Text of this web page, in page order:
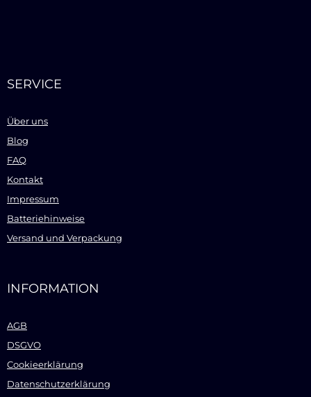
SERVICE
Über uns
Blog
FAQ
Kontakt
Impressum
Batteriehinweise
Versand und Verpackung
INFORMATION
AGB
DSGVO
Cookieerklärung
Datenschutzerklärung